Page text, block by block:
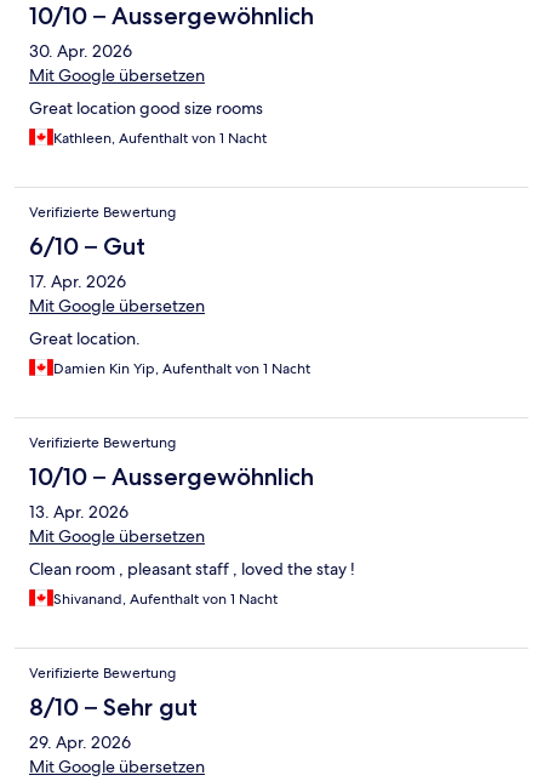
10/10 – Aussergewöhnlich
30. Apr. 2026
Mit Google übersetzen
Great location good size rooms
Kathleen, Aufenthalt von 1 Nacht
Verifizierte Bewertung
6/10 – Gut
17. Apr. 2026
Mit Google übersetzen
Great location.
Damien Kin Yip, Aufenthalt von 1 Nacht
Verifizierte Bewertung
10/10 – Aussergewöhnlich
13. Apr. 2026
Mit Google übersetzen
Clean room , pleasant staff , loved the stay !
Shivanand, Aufenthalt von 1 Nacht
Verifizierte Bewertung
8/10 – Sehr gut
29. Apr. 2026
Mit Google übersetzen